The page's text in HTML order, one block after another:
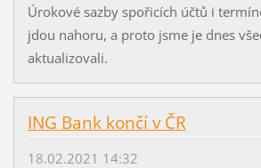
Úrokové sazby spořicích účtů i
jdou nahoru, a proto jsme je dnes
aktualizovali.
ING Bank končí v ČR
18.02.2021 14:32